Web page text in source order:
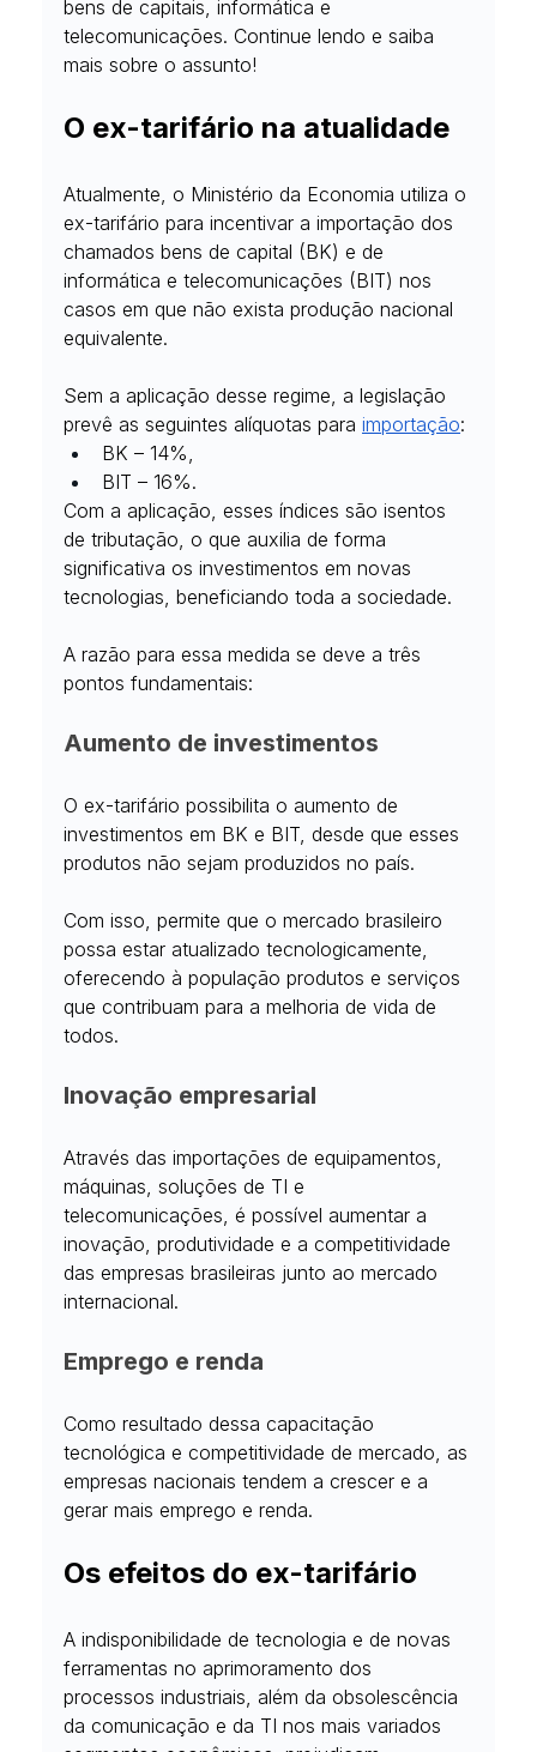
bens de capitais, informática e
telecomunicações. Continue lendo e saiba
mais sobre o assunto!
O ex-tarifário na atualidade
Atualmente, o Ministério da Economia utiliza o
ex-tarifário para incentivar a importação dos
chamados bens de capital (BK) e de
informática e telecomunicações (BIT) nos
casos em que não exista produção nacional
equivalente.
Sem a aplicação desse regime, a legislação
prevê as seguintes alíquotas para importação:
BK – 14%,
BIT – 16%.
Com a aplicação, esses índices são isentos
de tributação, o que auxilia de forma
significativa os investimentos em novas
tecnologias, beneficiando toda a sociedade.
A razão para essa medida se deve a três
pontos fundamentais:
Aumento de investimentos
O ex-tarifário possibilita o aumento de
investimentos em BK e BIT, desde que esses
produtos não sejam produzidos no país.
Com isso, permite que o mercado brasileiro
possa estar atualizado tecnologicamente,
oferecendo à população produtos e serviços
que contribuam para a melhoria de vida de
todos.
Inovação empresarial
Através das importações de equipamentos,
máquinas, soluções de TI e
telecomunicações, é possível aumentar a
inovação, produtividade e a competitividade
das empresas brasileiras junto ao mercado
internacional.
Emprego e renda
Como resultado dessa capacitação
tecnológica e competitividade de mercado, as
empresas nacionais tendem a crescer e a
gerar mais emprego e renda.
Os efeitos do ex-tarifário
A indisponibilidade de tecnologia e de novas
ferramentas no aprimoramento dos
processos industriais, além da obsolescência
da comunicação e da TI nos mais variados